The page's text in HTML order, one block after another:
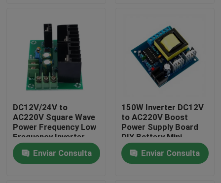
Control de calidad
Contáctenos
Noticias
Casos
El blog
DC12V/24V to
AC220V Square Wave
Power Frequency Low
Frequency Inverter
Drive Board 300W
Boost Module
Enviar Consulta
150W Inverter DC12V
to AC220V Boost
Power Supply Board
DIY Battery Mini
Inverter Module
Enviar Consulta